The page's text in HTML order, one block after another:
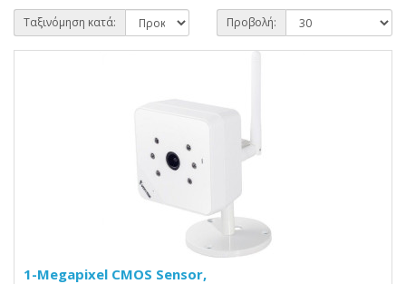
Ταξινόμηση κατά: Προβολή:
1-Megapixel CMOS Sensor,